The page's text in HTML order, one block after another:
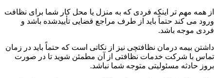
از همه مهم تر اینکه فردی که به منزل یا محل کار شما برای نظافت
ورود می کند حتماً باید از طرف مراجع قضایی تأییدشده باشد و
فردی موجه باشد.
داشتن بیمه درمان نظافتچی نیز از نکاتی است که حتماً باید در زمان
تماس با شرکت خدمات نظافتی از آن مطمئن شوید تا در صورت
بروز حادثه مسئولیتی متوجه شما نباشد.